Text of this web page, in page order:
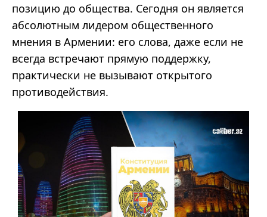
позицию до общества. Сегодня он является
абсолютным лидером общественного
мнения в Армении: его слова, даже если не
всегда встречают прямую поддержку,
практически не вызывают открытого
противодействия.